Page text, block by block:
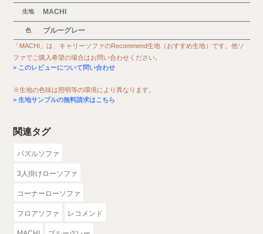
生地 MACHI
色 ブルーグレー
「MACHI」は、キャリーソファのRecommend生地（おすすめ生地）です。他ソ
ファでご購入希望の場合はお問い合わせください。
このレビューについて問い合わせ
※生地の色味は照明等の環境により異なります。
生地サンプルの無料請求はこちら
関連タグ
パズルソファ
3人掛けローソファ
コーナーローソファ
フロアソファ レコメンド